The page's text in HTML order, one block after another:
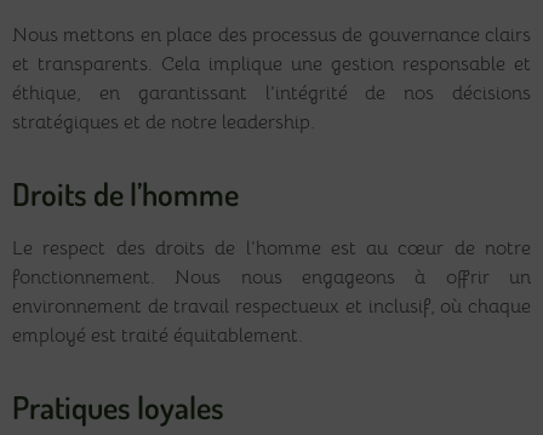
Nous mettons en place des processus de gouvernance clairs
et transparents. Cela implique une gestion responsable et
éthique, en garantissant l’intégrité de nos décisions
stratégiques et de notre leadership.
Droits de l’homme
Le respect des droits de l’homme est au cœur de notre
fonctionnement. Nous nous engageons à offrir un
environnement de travail respectueux et inclusif, où chaque
employé est traité équitablement.
Pratiques loyales